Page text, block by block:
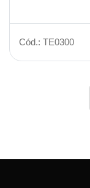
Cód.: TE0300